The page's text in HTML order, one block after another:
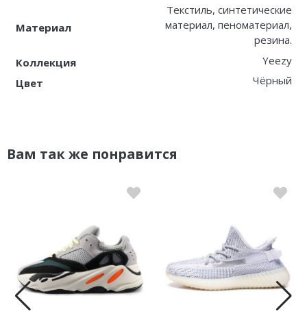
Материал
Текстиль, синтетические
материал, пеноматериал,
резина.
Коллекция
Yeezy
Цвет
Чёрный
Вам так же понравится